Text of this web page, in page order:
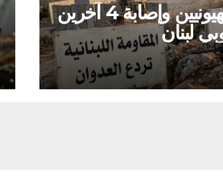
مقتل جنديين صهيونيين وإصابة 4 آخرين
لبنان